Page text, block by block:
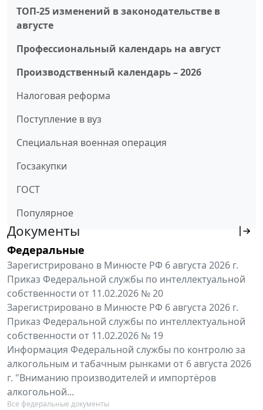
ТОП-25 изменений в законодательстве в
августе
Профессиональный календарь на август
Производственный календарь – 2026
Налоговая реформа
Поступление в вуз
Специальная военная операция
Госзакупки
ГОСТ
Популярное
Документы
Федеральные
Зарегистрировано в Минюсте РФ 6 августа 2026 г.
Приказ Федеральной службы по интеллектуальной
собственности от 11.02.2026 № 20
Зарегистрировано в Минюсте РФ 6 августа 2026 г.
Приказ Федеральной службы по интеллектуальной
собственности от 11.02.2026 № 19
Информация Федеральной службы по контролю за
алкогольным и табачным рынками от 6 августа 2026
г. "Вниманию производителей и импортёров
алкогольной...
Все федеральные документы